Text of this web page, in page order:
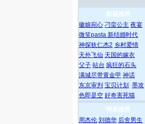
影视推荐
徽娘宛心 刁蛮公主 夜宴
微笑pasta 新结婚时代
神探狄仁杰2 乡村爱情
天外飞仙 天国的嫁衣
父子 站台 疯狂的石头
满城尽带黄金甲 神话
东京审判 宝贝计划
墨攻
色即是空 好奇害死猫
明星推荐
周杰伦 刘德华 后舍男生